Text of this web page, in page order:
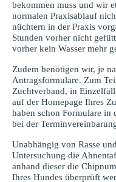
bekommen muss und wir
normalen Praxisablauf
nüchtern in der Praxis
Stunden vorher nicht
vorher kein Wasser mehr
Zudem benötigen wir, je
Antragsformulare. Zum
Zuchtverband, in
auf der Homepage Ihres
haben schon Formulare in
bei der
Unabhängig von Rasse
Untersuchung die
anhand dieser die
Ihres Hundes überprüft